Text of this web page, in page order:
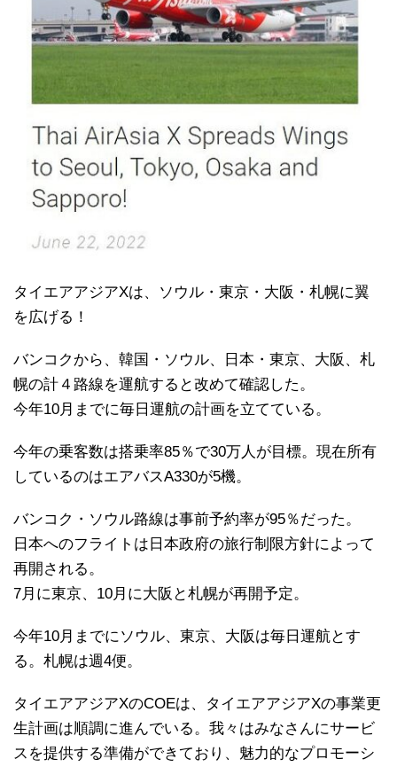
タイエアアジアXは、ソウル・東京・大阪・札幌に翼
を広げる！
バンコクから、韓国・ソウル、日本・東京、大阪、札
幌の計４路線を運航すると改めて確認した。
今年10月までに毎日運航の計画を立てている。
今年の乗客数は搭乗率85％で30万人が目標。現在所有
しているのはエアバスA330が5機。
バンコク・ソウル路線は事前予約率が95％だった。
日本へのフライトは日本政府の旅行制限方針によって
再開される。
7月に東京、10月に大阪と札幌が再開予定。
今年10月までにソウル、東京、大阪は毎日運航とす
る。札幌は週4便。
タイエアアジアXのCOEは、タイエアアジアXの事業更
生計画は順調に進んでいる。我々はみなさんにサービ
スを提供する準備ができており、魅力的なプロモーシ